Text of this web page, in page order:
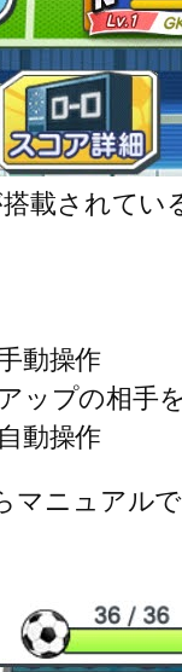
載されて
動操作
ップの相手
動操作
ニュアル